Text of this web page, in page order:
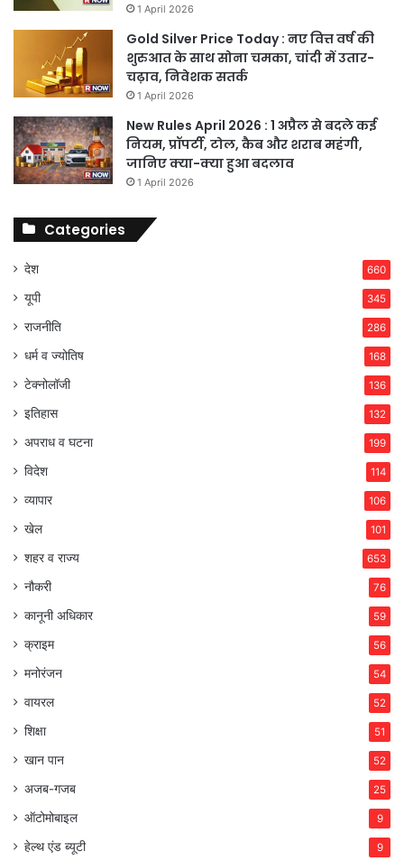
1 April 2026
Gold Silver Price Today : नए वित्त वर्ष की
शुरुआत के साथ सोना चमका, चांदी में उतार-
चढ़ाव, निवेशक सतर्क
1 April 2026
New Rules April 2026 : 1 अप्रैल से बदले कई
नियम, प्रॉपर्टी, टोल, कैब और शराब महंगी,
जानिए क्या-क्या हुआ बदलाव
1 April 2026
Categories
देश 660
यूपी 345
राजनीति 286
धर्म व ज्योतिष 168
टेक्नोलॉजी 136
इतिहास 132
अपराध व घटना 199
विदेश 114
व्यापार 106
खेल 101
शहर व राज्य 653
नौकरी 76
कानूनी अधिकार 59
क्राइम 56
मनोरंजन 54
वायरल 52
शिक्षा 51
खान पान 52
अजब-गजब 25
ऑटोमोबाइल 9
हेल्थ एंड ब्यूटी 9